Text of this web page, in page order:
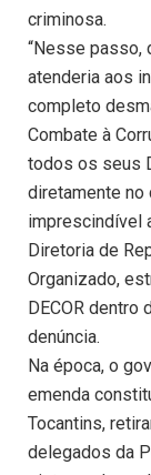
criminosa.
“Nesse passo,
atenderia aos
completo
Combate à
todos os seus
diretamente no
imprescindível
Diretoria de
Organizado,
DECOR dentro
denúncia.
Na época, o
emenda
Tocantins,
delegados da